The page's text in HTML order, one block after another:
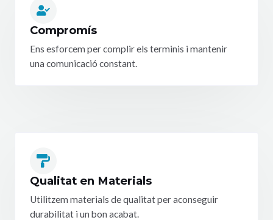
Compromís
Ens esforcem per complir els terminis i mantenir
una comunicació constant.
Qualitat en Materials
Utilitzem materials de qualitat per aconseguir
durabilitat i un bon acabat.